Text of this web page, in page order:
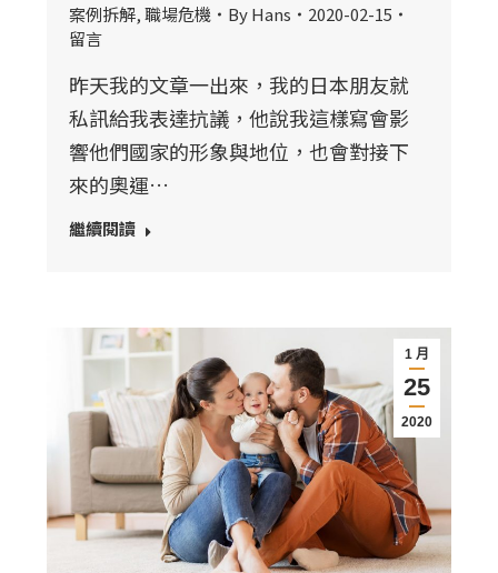
案例拆解,職場危機 ByHans
2020-02-15
留言
昨天我的文章一出來，我的日本朋友就
私訊給我表達抗議，他說我這樣寫會影
響他們國家的形象與地位，也會對接下
來的奧運…
繼續閱讀
1 月
25
2020